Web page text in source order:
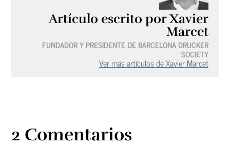
Artículo escrito por Xavier
Marcet
FUNDADOR Y PRESIDENTE DE BARCELONA DRUCKER
SOCIETY
Ver más artículos de Xavier Marcet
2 Comentarios